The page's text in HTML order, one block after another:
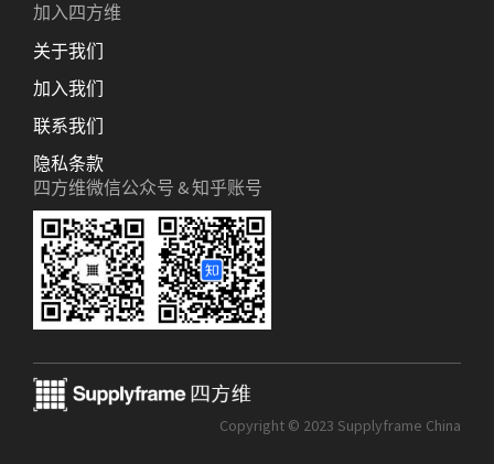
加入四方维
关于我们
加入我们
联系我们
隐私条款
四方维微信公众号 & 知乎账号
Copyright © 2023 Supplyframe China